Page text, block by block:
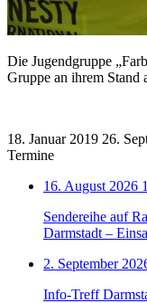
Die Jugendgruppe
Gruppe an ihrem Stand
18. Januar 2019 26.
Termine
16. August 2026
Sendereihe auf
Darmstadt –
2. September
Info-Treff